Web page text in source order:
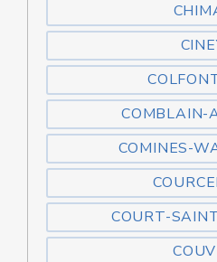
COMBLAIN-
COMINES-
COURT-